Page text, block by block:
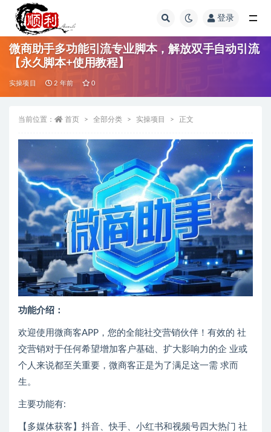
登录
微商助手多功能引流专业脚本，解放双手自动引流
【永久脚本+使用教程】
实操项目 2 年前 0
当前位置： 首页 全部分类 实操项目 正文
功能介绍：
欢迎使用微商客APP，您的全能社交营销伙伴！有效的 社
交营销对于任何希望增加客户基础、扩大影响力的企 业或
个人来说都至关重要，微商客正是为了满足这一需 求而
生。
主要功能有:
【多媒体获客】抖音、快手、小红书和视频号四大热门 社
全部